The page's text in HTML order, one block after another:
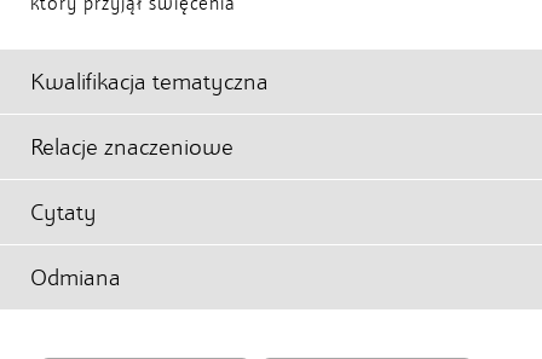
Kwalifikacja tematyczna
Relacje znaczeniowe
Cytaty
Odmiana